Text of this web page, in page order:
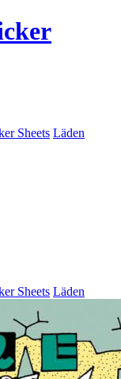
Sheets Läden
Sheets Läden